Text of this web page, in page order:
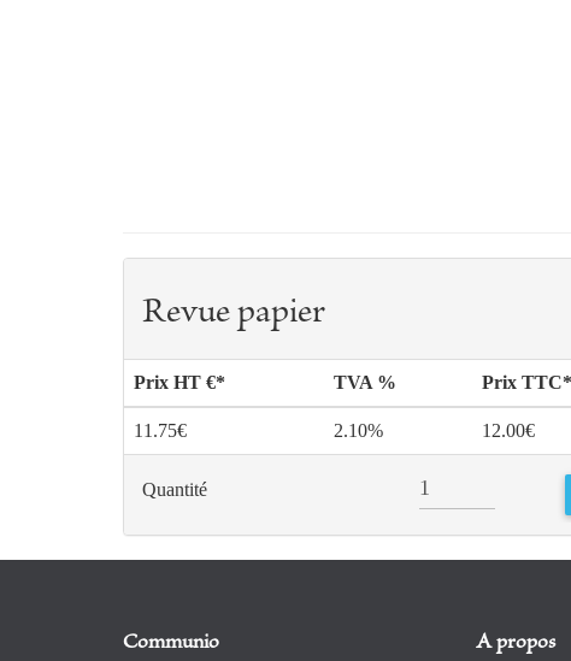
Revue papier
Prix HT €* TVA % Prix TTC*
11.75€ 2.10% 12.00€
Quantité
Communio A propos